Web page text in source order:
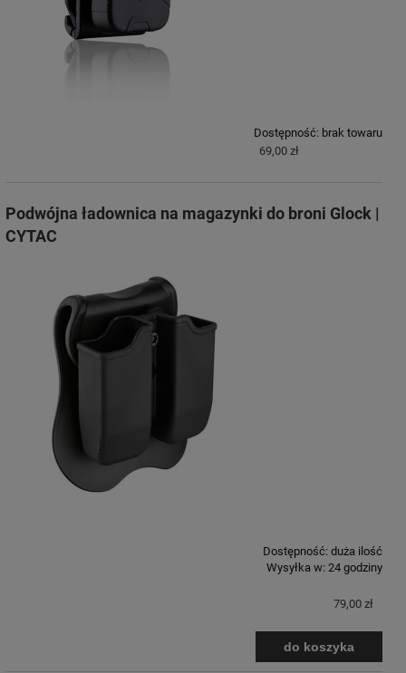
Dostępność: brak towaru
69,00 zł
Podwójna ładownica na magazynki do broni Glock |
CYTAC
Dostępność: duża ilość
Wysyłka w: 24 godziny
79,00 zł
do koszyka